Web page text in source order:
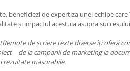
beneficiezi de expertiza unei echipe
și impactul acestuia asupra
de scriere texte diverse îți oferă
– de la campanii de marketing la
rezultate măsurabile.